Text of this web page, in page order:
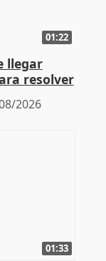
01:22
llegar
resolver
2026
01:33